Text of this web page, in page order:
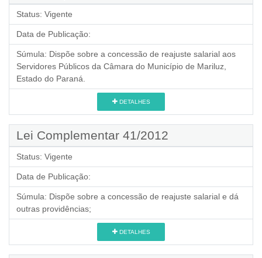
Status: Vigente
Data de Publicação:
Súmula: Dispõe sobre a concessão de reajuste salarial aos
Servidores Públicos da Câmara do Município de Mariluz,
Estado do Paraná.
DETALHES
Lei Complementar 41/2012
Status: Vigente
Data de Publicação:
Súmula: Dispõe sobre a concessão de reajuste salarial e dá
outras providências;
DETALHES